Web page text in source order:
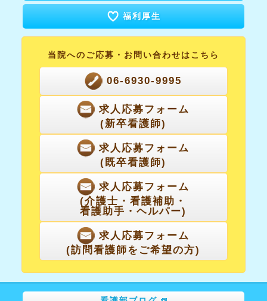
福利厚生
当院へのご応募・ お問い合わせはこちら
06-6930-9995
求人応募フォーム
(新卒看護師)
求人応募フォーム
(既卒看護師)
求人応募フォーム
(介護士・看護補助・
看護助手・ヘルパー)
求人応募フォーム
(訪問看護師をご希望の方)